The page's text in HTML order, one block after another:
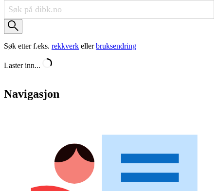
Søk etter f.eks. rekkverk ellerbruksendring
Laster inn...
Navigasjon